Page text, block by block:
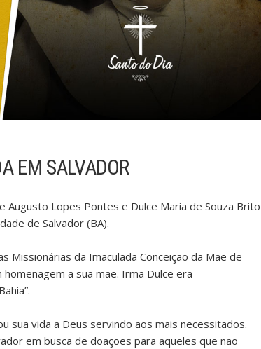
EM SALVADOR
Augusto Lopes Pontes e Dulce Maria de Souza Brito
de Salvador (BA).
Missionárias da Imaculada Conceição da Mãe de
a sua mãe. Irmã Dulce era
sua vida a Deus servindo aos mais necessitados.
em busca de doações para aqueles que não